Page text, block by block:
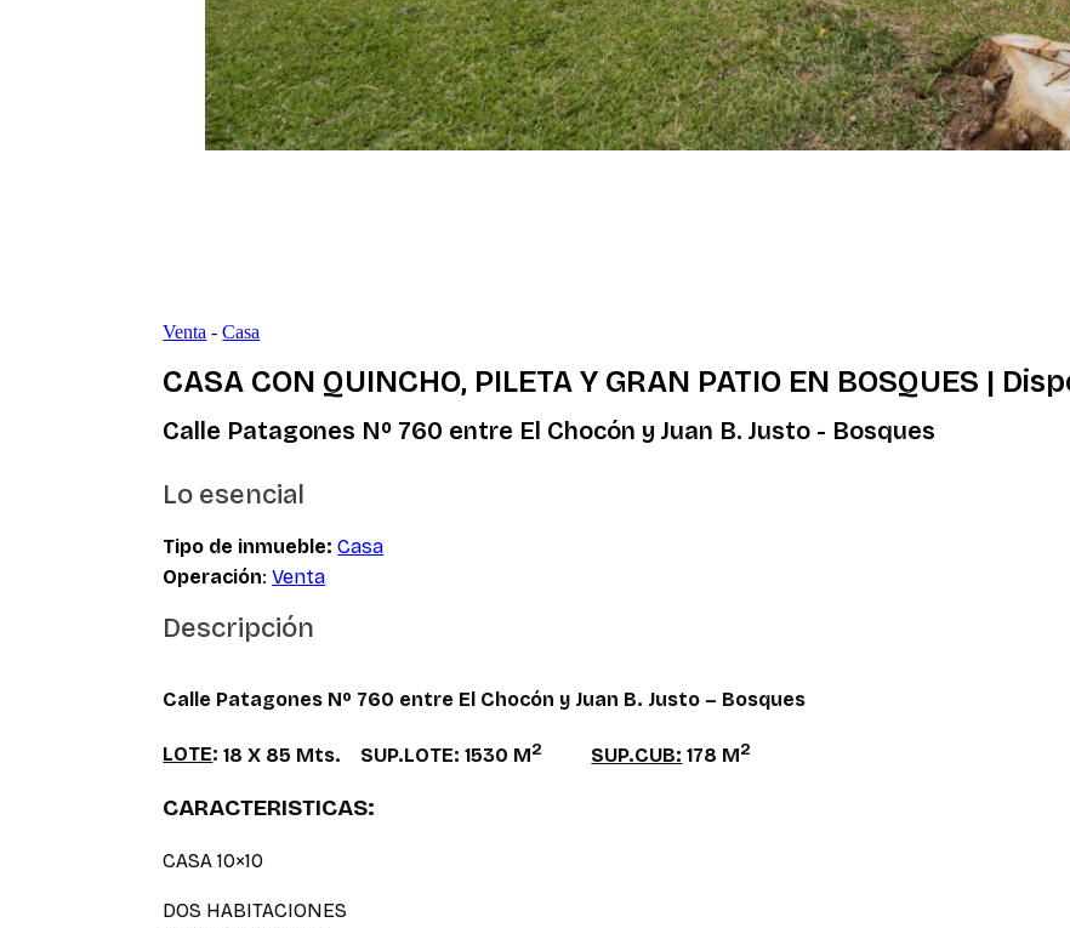
Venta -Casa
CASA CON QUINCHO, PILETA Y GRAN PATIO EN BOSQUES |
Calle Patagones Nº 760 entre El Chocón y Juan B. Justo - Bosques
Lo esencial
Tipo de inmueble: Casa
Operación:Venta
Descripción
Calle Patagones Nº 760 entre El Chocón y Juan B. Justo – Bosques
LOTE:18 X 85 Mts. SUP.LOTE: 1530 M2 SUP.CUB: 178 M2
CARACTERISTICAS:
CASA 10×10
DOS HABITACIONES